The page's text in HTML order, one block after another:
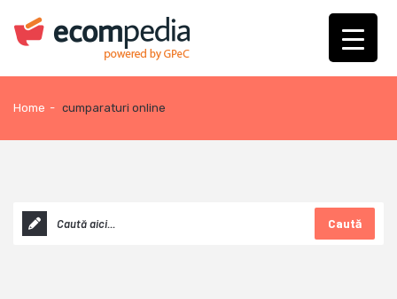
Home - cumparaturi online
Caută